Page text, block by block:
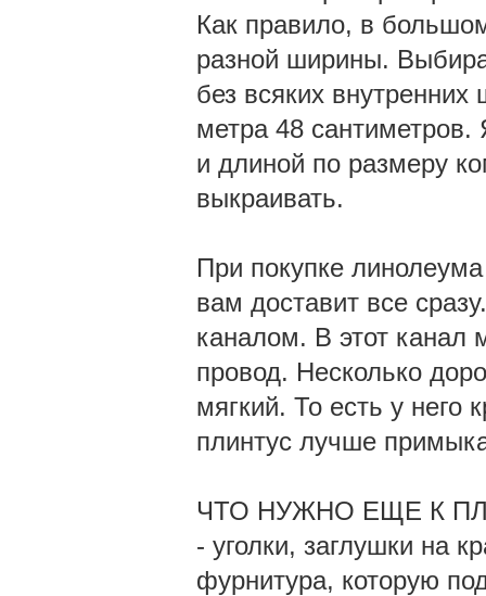
Как правило, в
разной ширины.
без всяких
метра 48
и длиной по размеру
выкраивать.
При покупке
вам доставит все
каналом. В этот канал
провод. Несколько
мягкий. То есть у него
плинтус лучше
ЧТО НУЖНО ЕЩЕ К
- уголки, заглушки на
фурнитура, которую